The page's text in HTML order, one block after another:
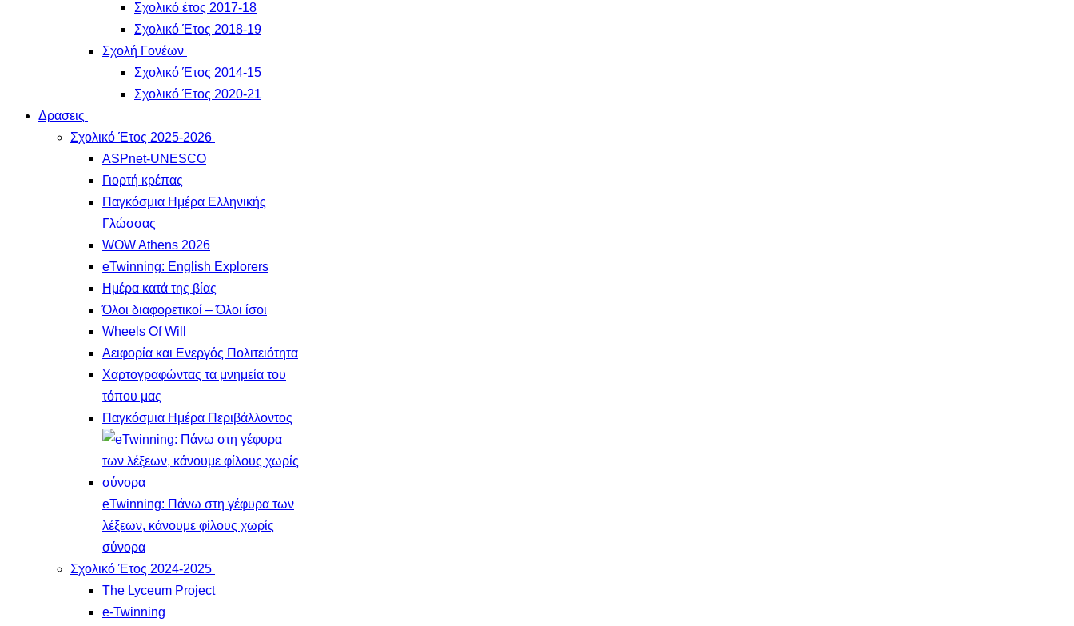
Σχολικό έτος 2017-18
Σχολικό Έτος 2018-19
Σχολή Γονέων
Σχολικό Έτος 2014-15
Σχολικό Έτος 2020-21
Δρασεις
Σχολικό Έτος 2025-2026
ASPnet-UNESCO
Γιορτή κρέπας
Παγκόσμια Ημέρα Ελληνικής
Γλώσσας
WOW Athens 2026
eTwinning: English Explorers
Ημέρα κατά της βίας
Όλοι διαφορετικοί – Όλοι ίσοι
Wheels Of Will
Αειφορία και Ενεργός Πολιτειότητα
Χαρτογραφώντας τα μνημεία του
τόπου μας
Παγκόσμια Ημέρα Περιβάλλοντος
eTwinning: Πάνω στη γέφυρα των
λέξεων, κάνουμε φίλους χωρίς
σύνορα
Σχολικό Έτος 2024-2025
The Lyceum Project
e-Twinning